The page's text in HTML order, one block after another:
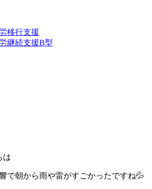
移行支援
継続支援B型
は
で朝から雨や雷がすごかったですね💦